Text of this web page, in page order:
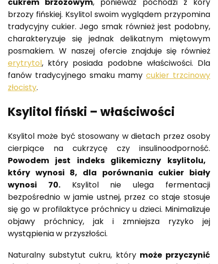
brzozy fińskiej. Ksylitol swoim wyglądem przypomina
tradycyjny cukier. Jego smak również jest podobny,
charakteryzuje się jednak delikatnym miętowym
posmakiem. W naszej ofercie znajduje się również
erytrytol, który posiada podobne właściwości. Dla
fanów tradycyjnego smaku mamycukier trzcinowy
złocisty.
Ksylitol fiński – właściwości
Ksylitol może być stosowany w dietach przez osoby
cierpiące na cukrzycę czy insulinoodporność.
Powodem jest indeks glikemiczny ksylitolu,
który wynosi 8, dla porównania cukier biały
wynosi 70.Ksylitol nie ulega fermentacji
bezpośrednio w jamie ustnej, przez co staje stosuje
się go w profilaktyce próchnicy u dzieci. Minimalizuje
objawy próchnicy, jak i zmniejsza ryzyko jej
wystąpienia w przyszłości.
Naturalny substytut cukru, który może przyczynić